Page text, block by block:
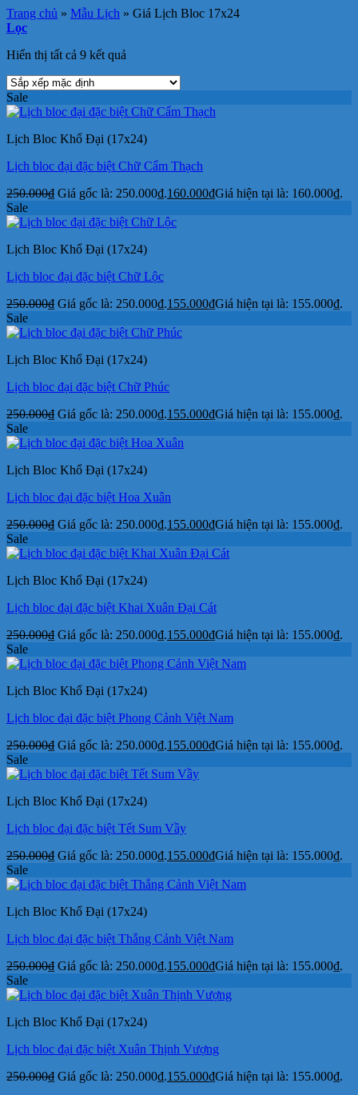
Trang chủ » Mẫu Lịch » Giá Lịch Bloc 17x24
Lọc
Hiển thị tất cả 9 kết quả
Sale
Lịch Bloc Khổ Đại (17x24)
Lịch bloc đại đặc biệt Chữ Cẩm Thạch
250.000₫ Giá gốc là: 250.000₫.160.000₫Giá hiện tại là: 160.000₫.
Sale
Lịch Bloc Khổ Đại (17x24)
Lịch bloc đại đặc biệt Chữ Lộc
250.000₫ Giá gốc là: 250.000₫.155.000₫Giá hiện tại là: 155.000₫.
Sale
Lịch Bloc Khổ Đại (17x24)
Lịch bloc đại đặc biệt Chữ Phúc
250.000₫ Giá gốc là: 250.000₫.155.000₫Giá hiện tại là: 155.000₫.
Sale
Lịch Bloc Khổ Đại (17x24)
Lịch bloc đại đặc biệt Hoa Xuân
250.000₫ Giá gốc là: 250.000₫.155.000₫Giá hiện tại là: 155.000₫.
Sale
Lịch Bloc Khổ Đại (17x24)
Lịch bloc đại đặc biệt Khai Xuân Đại Cát
250.000₫ Giá gốc là: 250.000₫.155.000₫Giá hiện tại là: 155.000₫.
Sale
Lịch Bloc Khổ Đại (17x24)
Lịch bloc đại đặc biệt Phong Cảnh Việt Nam
250.000₫ Giá gốc là: 250.000₫.155.000₫Giá hiện tại là: 155.000₫.
Sale
Lịch Bloc Khổ Đại (17x24)
Lịch bloc đại đặc biệt Tết Sum Vầy
250.000₫ Giá gốc là: 250.000₫.155.000₫Giá hiện tại là: 155.000₫.
Sale
Lịch Bloc Khổ Đại (17x24)
Lịch bloc đại đặc biệt Thắng Cảnh Việt Nam
250.000₫ Giá gốc là: 250.000₫.155.000₫Giá hiện tại là: 155.000₫.
Sale
Lịch Bloc Khổ Đại (17x24)
Lịch bloc đại đặc biệt Xuân Thịnh Vượng
250.000₫ Giá gốc là: 250.000₫.155.000₫Giá hiện tại là: 155.000₫.